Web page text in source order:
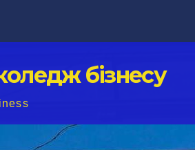
бізнесу